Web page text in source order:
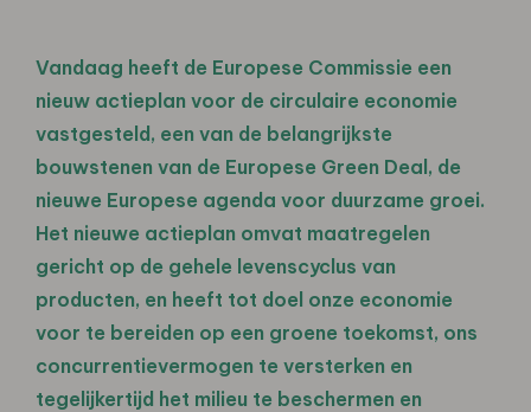
Vandaag heeft de Europese Commissie een
nieuw actieplan voor de circulaire economie
vastgesteld, een van de belangrijkste
bouwstenen van de Europese Green Deal, de
nieuwe Europese agenda voor duurzame groei.
Het nieuwe actieplan omvat maatregelen
gericht op de gehele levenscyclus van
producten, en heeft tot doel onze economie
voor te bereiden op een groene toekomst, ons
concurrentievermogen te versterken en
tegelijkertijd het milieu te beschermen en